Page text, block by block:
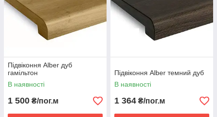
Підвіконня Alber дуб
гамільтон
В наявності
1 500 ₴/пог.м
Підвіконня Alber темний дуб
В наявності
1 364 ₴/пог.м